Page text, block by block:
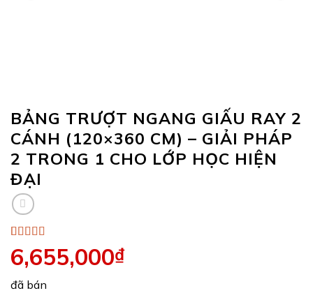
BẢNG TRƯỢT NGANG GIẤU RAY 2
CÁNH (120×360 CM) – GIẢI PHÁP
2 TRONG 1 CHO LỚP HỌC HIỆN
ĐẠI
5.00
trên 5
dựa trên
1
đánh giá
6,655,000₫
đã bán